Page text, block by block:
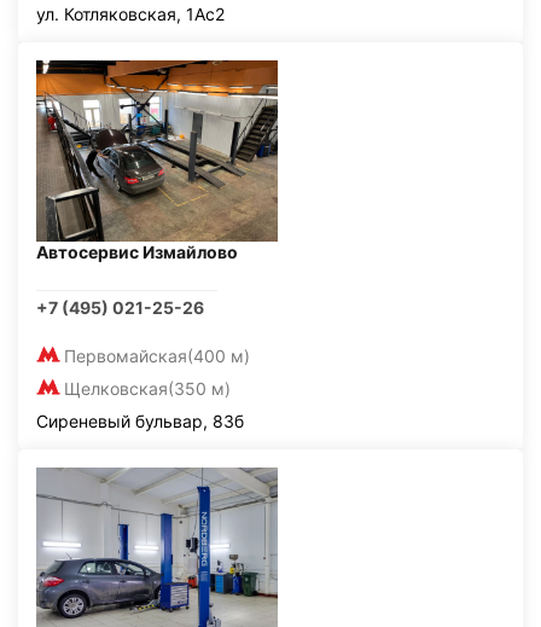
ул. Котляковская, 1Ас2
Автосервис Измайлово
+7 (495) 021-25-26
Первомайская(400 м)
Щелковская(350 м)
Сиреневый бульвар, 83б